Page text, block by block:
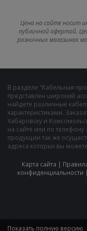
Цена на сайте носит
публичной офертой.
розничных магазинах
В разделе "Кабельная
представлен широкий
найдете различные
характеристиками.
Хабаровску и
на сайте или по телефону
продукции так же
адреса которых вы
Карта сайта |
конфиденциальности |
Показать полную версию